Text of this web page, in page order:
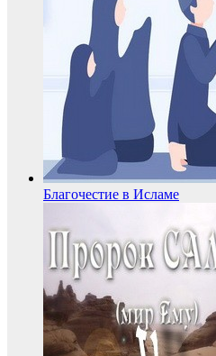
Благочестие в Исламе